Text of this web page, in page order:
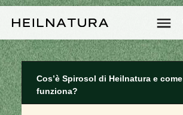
Cos’è Spirosol di Heilnatura e come
funziona?